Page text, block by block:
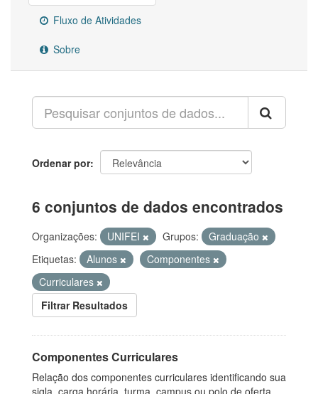
Fluxo de Atividades
Sobre
Ordenar por
6 conjuntos de dados encontrados
Organizações: UNIFEI Grupos:
Graduação
Etiquetas:
Alunos
Componentes
Curriculares
Filtrar Resultados
Componentes Curriculares
Relação dos componentes curriculares identificando sua
sigla, carga horária, turma, campus ou polo de oferta,